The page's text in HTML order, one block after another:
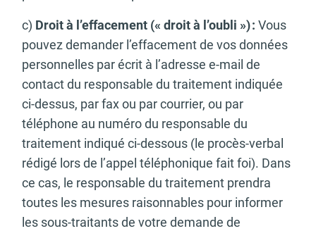
c) Droit à l’effacement (« droit à l’oubli ») : Vous
pouvez demander l’effacement de vos données
personnelles par écrit à l’adresse e-mail de
contact du responsable du traitement indiquée
ci-dessus, par fax ou par courrier, ou par
téléphone au numéro du responsable du
traitement indiqué ci-dessous (le procès-verbal
rédigé lors de l’appel téléphonique fait foi). Dans
ce cas, le responsable du traitement prendra
toutes les mesures raisonnables pour informer
les sous-traitants de votre demande de